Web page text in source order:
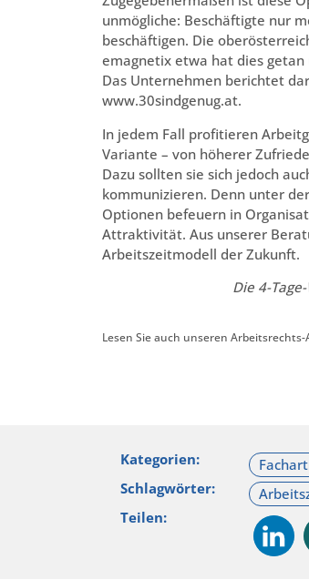
unmögliche: Beschäftigte nur
beschäftigen. Die
emagnetix etwa hat dies
Das Unternehmen berichtet
www.30sindgenug.at.
In jedem Fall profitieren
Variante – von höherer
Dazu sollten sie sich jedoch
kommunizieren. Denn unter
Optionen befeuern in
Attraktivität. Aus unserer
Arbeitszeitmodell der Zukunft.
Die 4-
Lesen Sie auch unseren
Kategorien:
Schlagwörter:
Teilen: